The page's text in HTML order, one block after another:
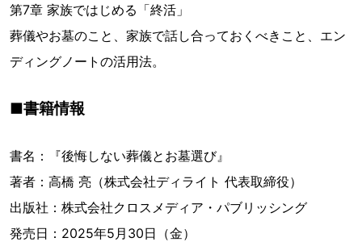
第7章 家族ではじめる「終活」
葬儀やお墓のこと、家族で話し合っておくべきこと、エン
ディングノートの活用法。
■書籍情報
書名：『後悔しない葬儀とお墓選び』
著者：高橋 亮（株式会社ディライト 代表取締役）
出版社：株式会社クロスメディア・パブリッシング
発売日：2025年5月30日（金）